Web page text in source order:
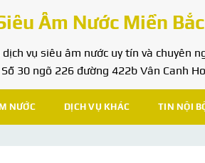
Âm Nước Miền Bắc
dịch vụ siêu âm nước uy tín và chuyên
30 ngõ 226 đường 422b Vân Canh
NƯỚC DỊCH VỤ KHÁC TIN NỘI